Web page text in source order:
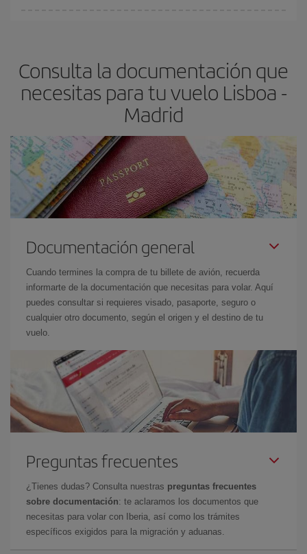
avión más baratos te saldrán. Además, si buscas los vuelos con
las fechas y los horarios del viaje un poco abiertos, podráselegir
el precio más barato.
Consulta la documentación que
necesitas para tu vuelo Lisboa -
Madrid
Documentación general
Cuando termines la compra de tu billete de avión, recuerda
informarte de la documentación que necesitas para volar. Aquí
puedes consultar si requieres visado, pasaporte, seguro o
cualquier otro documento, según el origen y el destino de tu
vuelo.
Preguntas frecuentes
¿Tienes dudas? Consulta nuestras preguntas frecuentes
sobre documentación: te aclaramos los documentos que
necesitas para volar con Iberia, así como los trámites
específicos exigidos para la migración y aduanas.